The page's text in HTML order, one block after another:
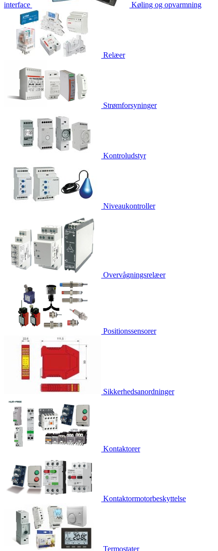
interface Køling og opvarmning
Relæer
Strømforsyninger
Kontroludstyr
Niveaukontroller
Overvågningsrelæer
Positionssensorer
Sikkerhedsanordninger
Kontaktorer
Kontaktormotorbeskyttelse
Termostater